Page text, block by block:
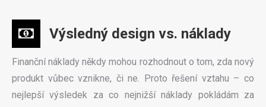
Výsledný design vs. náklady
Finanční náklady někdy mohou rozhodnout o tom, zda nový
produkt vůbec vznikne, či ne. Proto řešení vztahu – co
nejlepší výsledek za co nejnižší náklady pokládám za